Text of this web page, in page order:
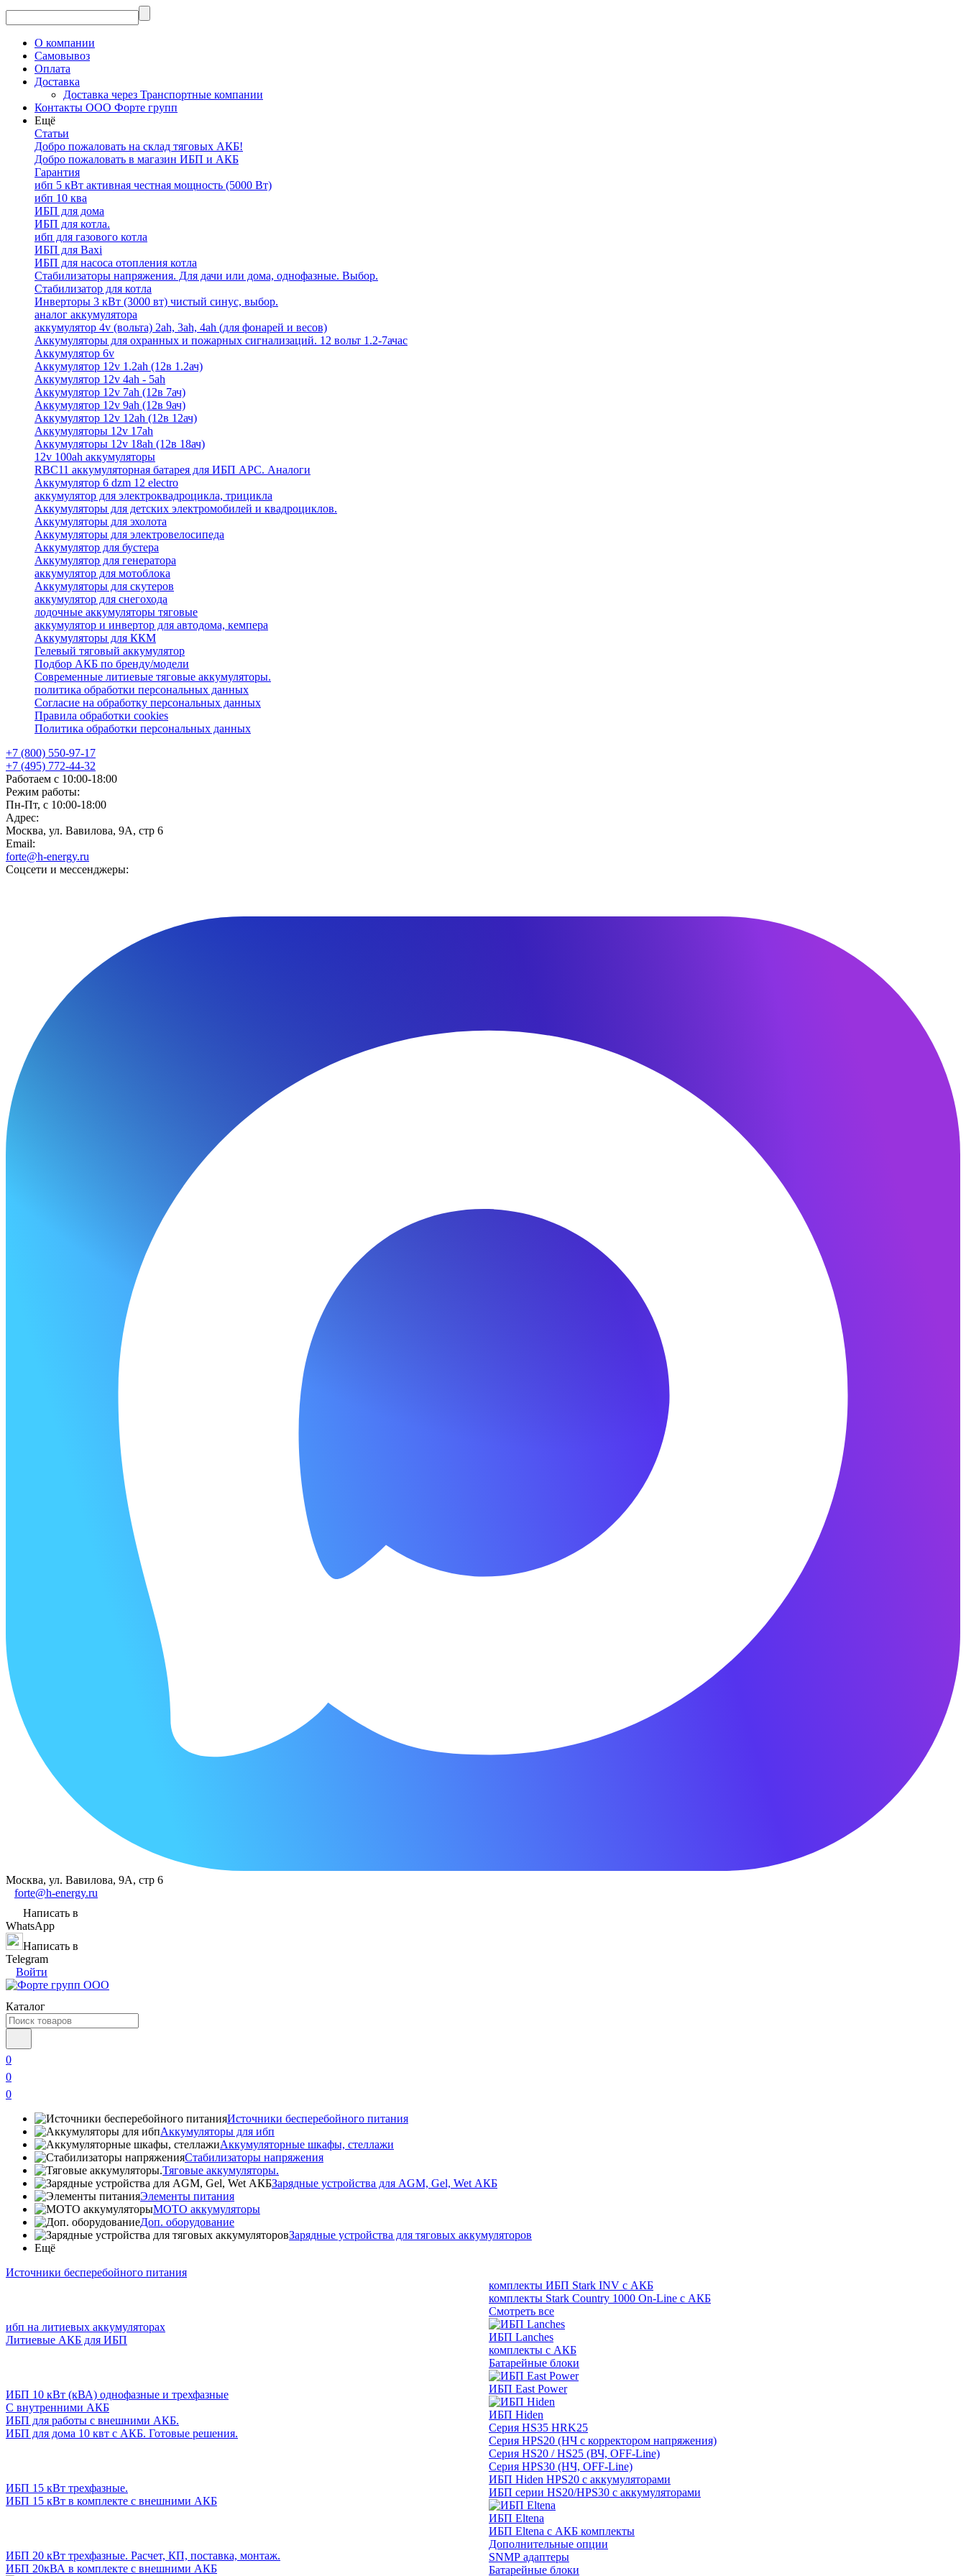
О компании
Самовывоз
Оплата
Доставка
Доставка через Транспортные компании
Контакты ООО Форте групп
Ещё
Статьи
Добро пожаловать на склад тяговых АКБ!
Добро пожаловать в магазин ИБП и АКБ
Гарантия
ибп 5 кВт активная честная мощность (5000 Вт)
ибп 10 ква
ИБП для дома
ИБП для котла.
ибп для газового котла
ИБП для Baxi
ИБП для насоса отопления котла
Стабилизаторы напряжения. Для дачи или дома, однофазные. Выбор.
Стабилизатор для котла
Инверторы 3 кВт (3000 вт) чистый синус, выбор.
аналог аккумулятора
аккумулятор 4v (вольта) 2ah, 3ah, 4ah (для фонарей и весов)
Аккумуляторы для охранных и пожарных сигнализаций. 12 вольт 1.2-7ачас
Аккумулятор 6v
Аккумулятор 12v 1.2ah (12в 1.2ач)
Аккумулятор 12v 4ah - 5ah
Аккумулятор 12v 7ah (12в 7ач)
Аккумулятор 12v 9ah (12в 9ач)
Аккумулятор 12v 12ah (12в 12ач)
Аккумуляторы 12v 17ah
Аккумуляторы 12v 18ah (12в 18ач)
12v 100ah аккумуляторы
RBC11 аккумуляторная батарея для ИБП APC. Аналоги
Аккумулятор 6 dzm 12 electro
аккумулятор для электроквадроцикла, трицикла
Аккумуляторы для детских электромобилей и квадроциклов.
Аккумуляторы для эхолота
Аккумуляторы для электровелосипеда
Аккумулятор для бустера
Аккумулятор для генератора
аккумулятор для мотоблока
Аккумуляторы для скутеров
аккумулятор для снегохода
лодочные аккумуляторы тяговые
аккумулятор и инвертор для автодома, кемпера
Аккумуляторы для ККМ
Гелевый тяговый аккумулятор
Подбор АКБ по бренду/модели
Современные литиевые тяговые аккумуляторы.
политика обработки персональных данных
Согласие на обработку персональных данных
Правила обработки cookies
Политика обработки персональных данных
+7 (800) 550-97-17
+7 (495) 772-44-32
Работаем с 10:00-18:00
Режим работы:
Пн-Пт, с 10:00-18:00
Адрес:
Москва, ул. Вавилова, 9А, стр 6
Email:
forte@h-energy.ru
Соцсети и мессенджеры:
Москва, ул. Вавилова, 9А, стр 6
forte@h-energy.ru
Написать в
WhatsApp
Написать в
Telegram
Войти
Каталог
0
0
0
Источники бесперебойного питания
Аккумуляторы для ибп
Аккумуляторные шкафы, стеллажи
Стабилизаторы напряжения
Тяговые аккумуляторы.
Зарядные устройства для AGM, Gel, Wet АКБ
Элементы питания
МОТО аккумуляторы
Доп. оборудование
Зарядные устройства для тяговых аккумуляторов
Ещё
Источники бесперебойного питания
ибп на литиевых аккумуляторах
Литиевые АКБ для ИБП
ИБП 10 кВт (кВА) однофазные и трехфазные
С внутренними АКБ
ИБП для работы с внешними АКБ.
ИБП для дома 10 квт с АКБ. Готовые решения.
ИБП 15 кВт трехфазные.
ИБП 15 кВт в комплекте с внешними АКБ
ИБП 20 кВт трехфазные. Расчет, КП, поставка, монтаж.
ИБП 20кВА в комплекте с внешними АКБ
комплекты ИБП Stark INV с АКБ
комплекты Stark Country 1000 On-Line с АКБ
Смотреть все
ИБП Lanches
комплекты с АКБ
Батарейные блоки
ИБП East Power
ИБП Hiden
Серия HS35 HRK25
Серия HPS20 (НЧ с корректором напряжения)
Серия HS20 / HS25 (ВЧ, OFF-Line)
Серия HPS30 (НЧ, OFF-Line)
ИБП Hiden HPS20 с аккумуляторами
ИБП серии HS20/HPS30 с аккумуляторами
ИБП Eltena
ИБП Eltena с АКБ комплекты
Дополнительные опции
SNMP адаптеры
Батарейные блоки